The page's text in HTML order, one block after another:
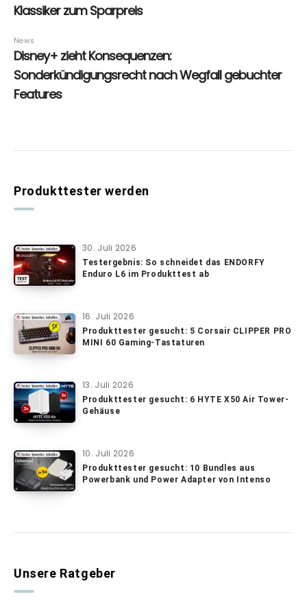
Produkttester werden
30. Juli 2026
Testergebnis: So schneidet das ENDORFY
Enduro L6 im Produkttest ab
16. Juli 2026
Produkttester gesucht: 5 Corsair CLIPPER PRO
MINI 60 Gaming-Tastaturen
13. Juli 2026
Produkttester gesucht: 6 HYTE X50 Air Tower-
Gehäuse
10. Juli 2026
Produkttester gesucht: 10 Bundles aus
Powerbank und Power Adapter von Intenso
Unsere Ratgeber